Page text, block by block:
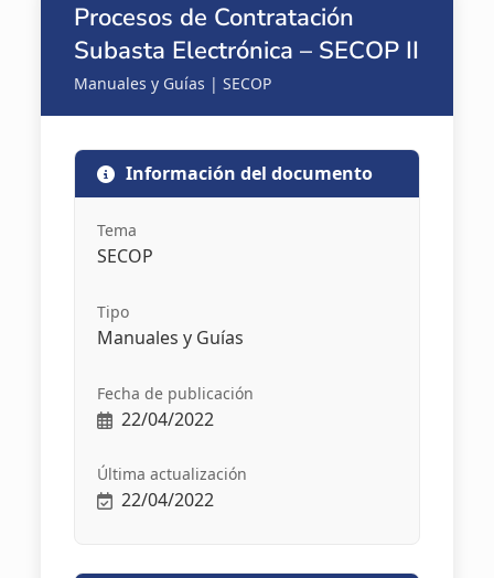
Procesos de Contratación
Subasta Electrónica – SECOP II
Manuales y Guías | SECOP
Información del documento
Tema
SECOP
Tipo
Manuales y Guías
Fecha de publicación
22/04/2022
Última actualización
22/04/2022